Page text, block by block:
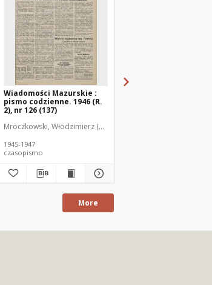
Redaktor
Wiadomości Mazurskie :
pismo codzienne. 1946 (R.
2), nr 126 (137)
Mroczkowski, Włodzimierz (1902-1971). Redaktor
1945-1947
czasopismo
More